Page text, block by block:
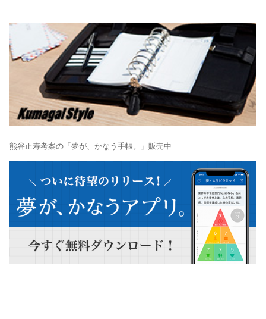
熊谷正寿考案の「夢が、かなう手帳。」販売中